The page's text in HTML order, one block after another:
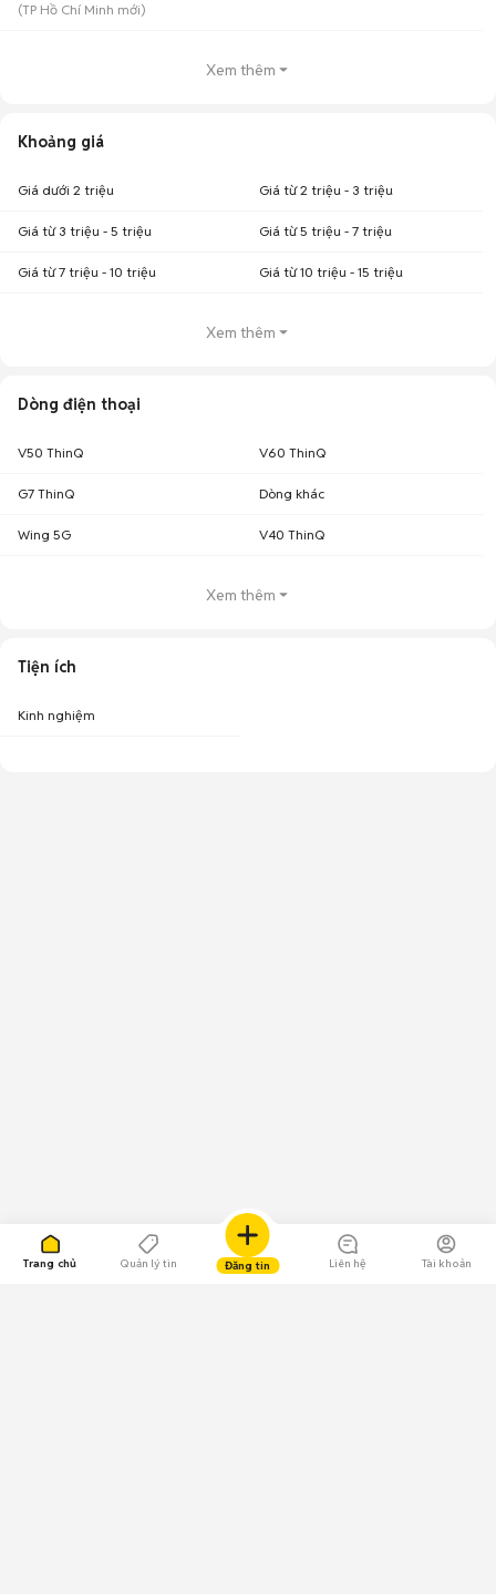
Trang chủ Quản lý tin Đăng tin Liên hệ Tài khoản
(TP Hồ Chí Minh mới)
Xem thêm
Khoảng giá
Giá dưới 2 triệu Giá từ 2 triệu - 3 triệu
Giá từ 3 triệu - 5 triệu Giá từ 5 triệu - 7 triệu
Giá từ 7 triệu - 10 triệu Giá từ 10 triệu - 15 triệu
Xem thêm
Dòng điện thoại
V50 ThinQ V60 ThinQ
G7 ThinQ Dòng khác
Wing 5G V40 ThinQ
Xem thêm
Tiện ích
Kinh nghiệm